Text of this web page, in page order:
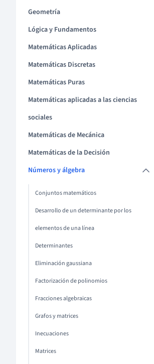
Geometría
Lógica y Fundamentos
Matemáticas Aplicadas
Matemáticas Discretas
Matemáticas Puras
Matemáticas aplicadas a las ciencias
sociales
Matemáticas de Mecánica
Matemáticas de la Decisión
Números y álgebra
Conjuntos matemáticos
Desarrollo de un determinante por los
elementos de una línea
Determinantes
Eliminación gaussiana
Factorización de polinomios
Fracciones algebraicas
Grafos y matrices
Inecuaciones
Matrices